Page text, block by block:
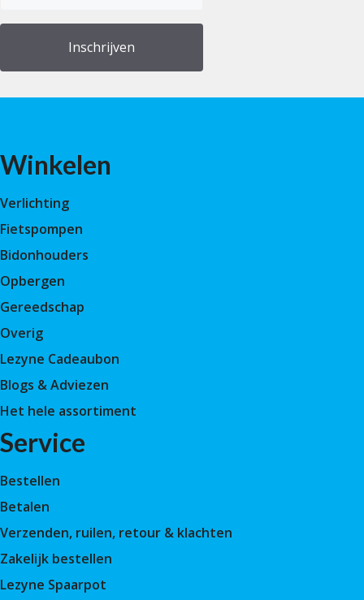
Winkelen
Verlichting
Fietspompen
Bidonhouders
Opbergen
Gereedschap
Overig
Lezyne Cadeaubon
Blogs & Adviezen
Het hele assortiment
Service
Bestellen
Betalen
Verzenden, ruilen, retour & klachten
Zakelijk bestellen
Lezyne Spaarpot